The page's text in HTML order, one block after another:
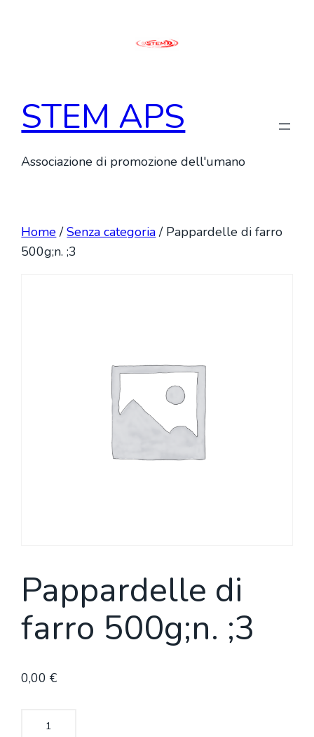
STEM APS
Associazione di promozione dell'umano
Home/Senza categoria/ Pappardelle di farro
500g;n. ;3
Pappardelle di
farro 500g;n. ;3
0,00€
Pappardelle